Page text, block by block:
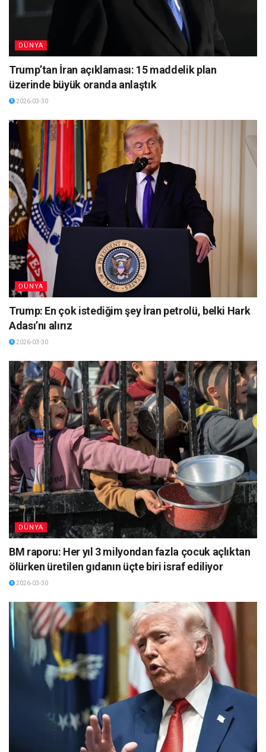
DÜNYA
Trump’tan İran açıklaması: 15 maddelik plan
üzerinde büyük oranda anlaştık
2026-03-30
DÜNYA
Trump: En çok istediğim şey İran petrolü, belki Hark
Adası’nı alırız
2026-03-30
DÜNYA
BM raporu: Her yıl 3 milyondan fazla çocuk açlıktan
ölürken üretilen gıdanın üçte biri israf ediliyor
2026-03-30